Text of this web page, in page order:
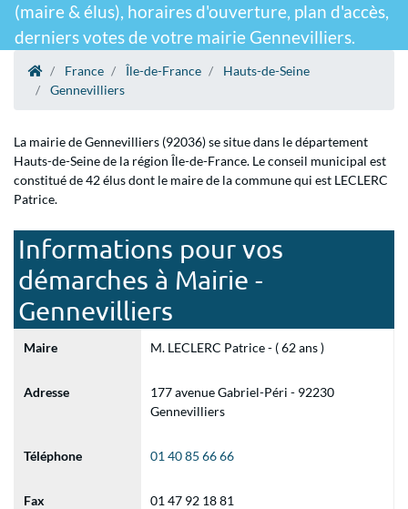
(maire & élus), horaires d'ouverture, plan d'accès,
derniers votes de votre mairie Gennevilliers.
France Île-de-France
Hauts-de-Seine
Gennevilliers
La mairie de Gennevilliers (92036) se situe dans le département
Hauts-de-Seine de la région Île-de-France. Le conseil municipal est
constitué de 42 élus dont le maire de la commune qui est LECLERC
Patrice.
Informations pour vos
démarches à Mairie -
Gennevilliers
Maire M. LECLERC Patrice - ( 62 ans )
Adresse
177 avenue Gabriel-Péri - 92230
Gennevilliers
Téléphone 01 40 85 66 66
Fax 01 47 92 18 81